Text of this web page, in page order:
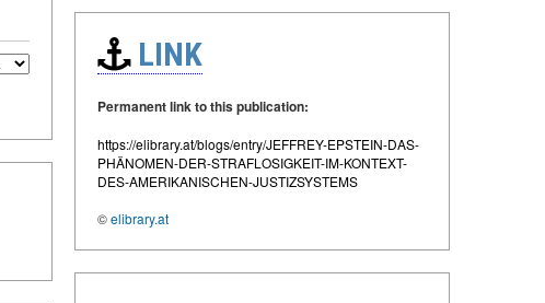
LINK
Permanent link to this publication:
https://elibrary.at/blogs/entry/JEFFREY-EPSTEIN-DAS-
PHÄNOMEN-DER-STRAFLOSIGKEIT-IM-KONTEXT-
DES-AMERIKANISCHEN-JUSTIZSYSTEMS
©elibrary.at